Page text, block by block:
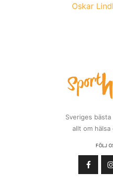
Oskar
Sveriges
allt om
FÖLJ